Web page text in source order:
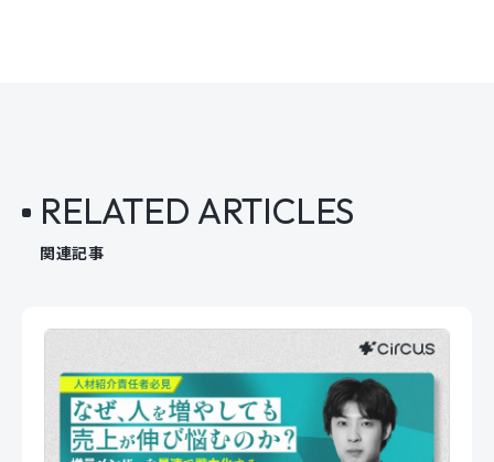
RELATED ARTICLES
関連記事